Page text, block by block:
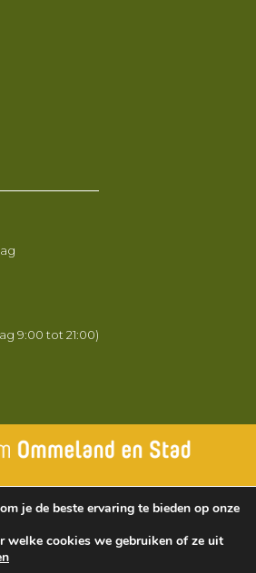
9:00 tot 21:00)
B.V. |
je de beste ervaring te bieden op onze
welke cookies we gebruiken of ze uit